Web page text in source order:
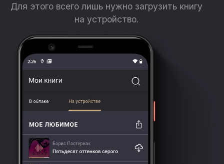
Для этого всего лишь нужно загрузить книгу
на устройство.